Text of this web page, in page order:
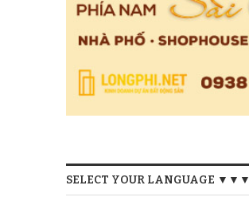
SELECT YOUR LANGUAGE ▼▼▼